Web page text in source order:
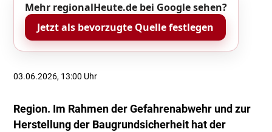
Mehr regionalHeute.de bei Google sehen?
Jetzt als bevorzugte Quelle festlegen
03.06.2026, 13:00 Uhr
Region. Im Rahmen der Gefahrenabwehr und zur
Herstellung der Baugrundsicherheit hat der